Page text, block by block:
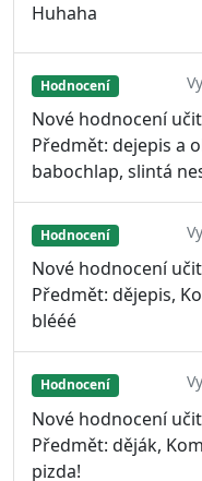
Huhaha
Hodnocení
Nové hodnocení
Předmět: dejepis a
babochlap, slintá
Hodnocení
Nové hodnocení
Předmět: dějepis,
blééé
Hodnocení
Nové hodnocení
Předmět: děják,
pizda!